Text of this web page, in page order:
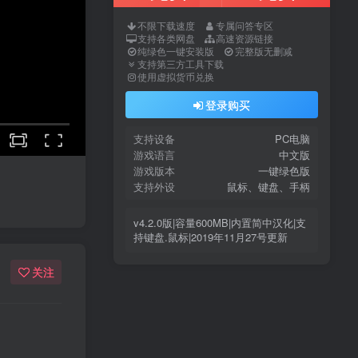
关注
不限下载速度
专属问答专区
支持各类网盘
高速资源链接
纯绿色一键安装版
完整版无删减
支持第三方工具下载
使用虚拟货币兑换
登录购买
支持设备
PC电脑
游戏语言
中文版
游戏版本
一键绿色版
支持外设
鼠标、键盘、手柄
v4.2.0版|容量600MB|内置简中汉化|支
持键盘.鼠标|2019年11月27号更新